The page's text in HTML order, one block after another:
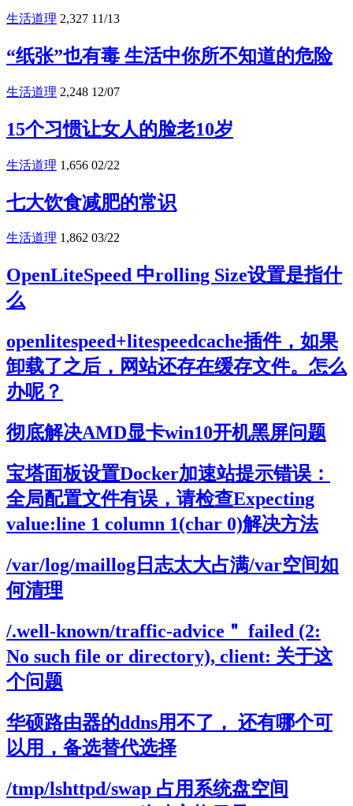
生活道理 2,327 11/13
“纸张”也有毒 生活中你所不知道的危险
生活道理 2,248 12/07
15个习惯让女人的脸老10岁
生活道理 1,656 02/22
七大饮食减肥的常识
生活道理 1,862 03/22
OpenLiteSpeed 中rolling Size设置是指什
么
openlitespeed+litespeedcache插件，如果
卸载了之后，网站还存在缓存文件。怎么
办呢？
彻底解决AMD显卡win10开机黑屏问题
宝塔面板设置Docker加速站提示错误：
全局配置文件有误，请检查Expecting
value:line 1 column 1(char 0)解决方法
/var/log/maillog日志太大占满/var空间如
何清理
/.well-known/traffic-advice＂ failed (2:
No such file or directory), client: 关于这
个问题
华硕路由器的ddns用不了， 还有哪个可
以用，备选替代选择
/tmp/lshttpd/swap 占用系统盘空间